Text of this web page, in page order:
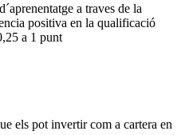
a traves de la
positiva en la qualificació
a 1 punt
els pot invertir com a cartera en